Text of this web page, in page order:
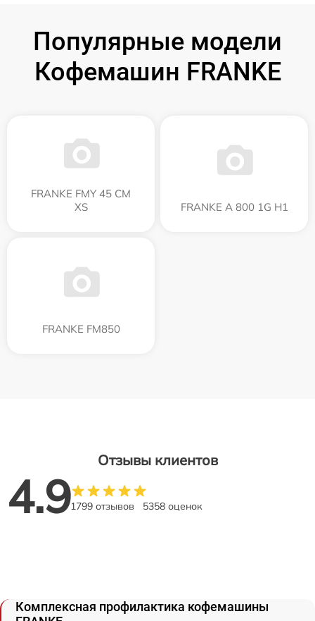
Популярные модели
Кофемашин FRANKE
FRANKE FMY 45 CM
XS
FRANKE A 800 1G H1
FRANKE FM850
Отзывы клиентов
4.91799 отзывов 5358 оценок
Комплексная профилактика кофемашины